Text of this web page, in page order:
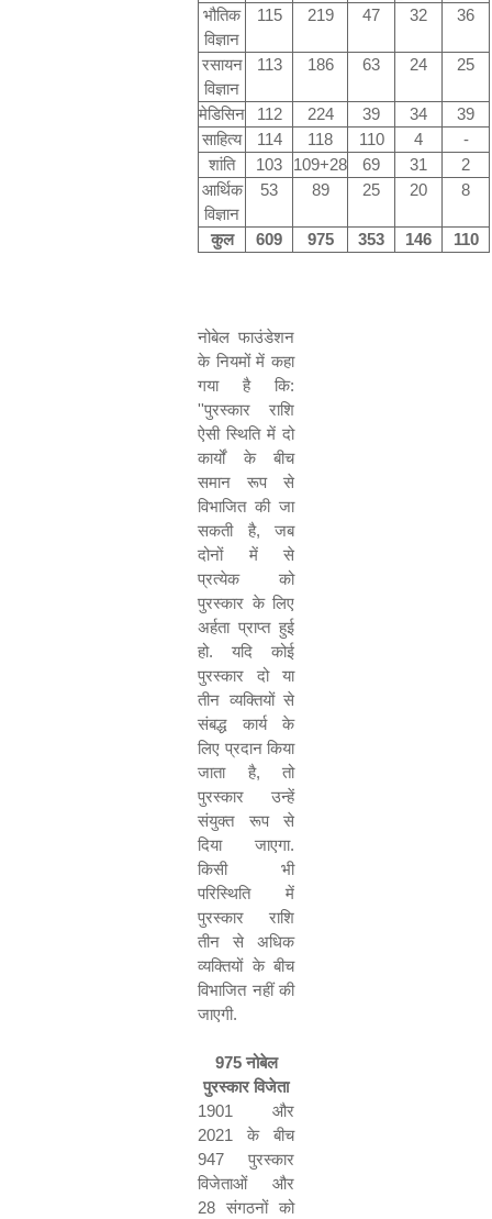
भौतिक
विज्ञान
115 219 47 32 36
रसायन
विज्ञान
113 186 63 24 25
मेडिसिन 112 224 39 34
39
साहित्य
114 118 110 4
-
शांति
103 109+28 69 31
2
आर्थिक
विज्ञान
53 89 25 20 8
कुल 609 975 353 146 110
नोबेल फाउंडेशन
के नियमों में कहा
गया है कि:
''पुरस्कार राशि
ऐसी स्थिति में दो
कार्यों के बीच
समान रूप से
विभाजित की जा
सकती है, जब
दोनों में से
प्रत्येक को
पुरस्कार के लिए
अर्हता प्राप्त हुई
हो. यदि कोई
पुरस्कार दो या
तीन व्यक्तियों से
संबद्ध कार्य के
लिए प्रदान किया
जाता है, तो
पुरस्कार उन्हें
संयुक्त रूप से
दिया जाएगा.
किसी भी
परिस्थिति में
पुरस्कार राशि
तीन से अधिक
व्यक्तियों के बीच
विभाजित नहीं की
जाएगी.
975नोबेल
पुरस्कार विजेता
1901
और
2021
के बीच
947 पुरस्कार
विजेताओं और
28 संगठनों को